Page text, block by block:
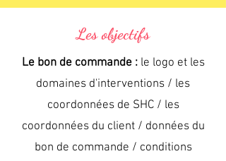
Les objectifs
Le bon de commande :le logo et les
domaines d'interventions / les
coordonnées de SHC / les
coordonnées du client / données du
bon de commande / conditions